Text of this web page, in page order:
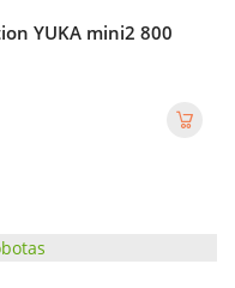
YUKA mini2 800